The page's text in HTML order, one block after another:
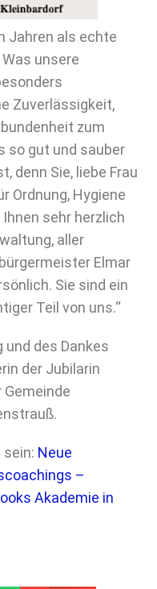
Jahren als echte
unsere
Zuverlässigkeit,
zum
so gut und sauber
denn Sie, liebe Frau
Ordnung, Hygiene
sehr herzlich
aller
Elmar
Sie sind ein
Teil von uns.“
und des Dankes
der Jubilarin
Neue
–
Akademie in